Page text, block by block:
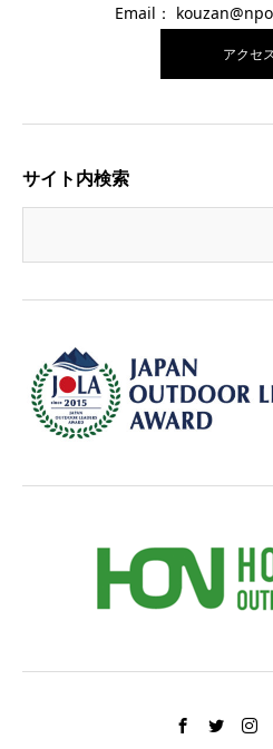
Email：
アクセ
サイト内検索